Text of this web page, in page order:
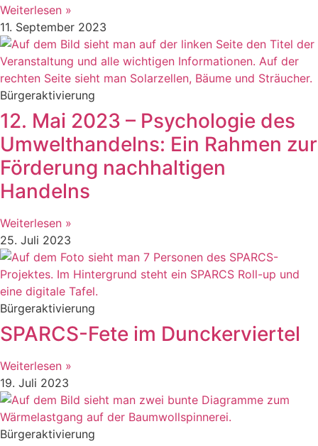
Weiterlesen »
11. September 2023
Bürgeraktivierung
12. Mai 2023 – Psychologie des
Umwelthandelns: Ein Rahmen zur
Förderung nachhaltigen
Handelns
Weiterlesen »
25. Juli 2023
Bürgeraktivierung
SPARCS-Fete im Dunckerviertel
Weiterlesen »
19. Juli 2023
Bürgeraktivierung